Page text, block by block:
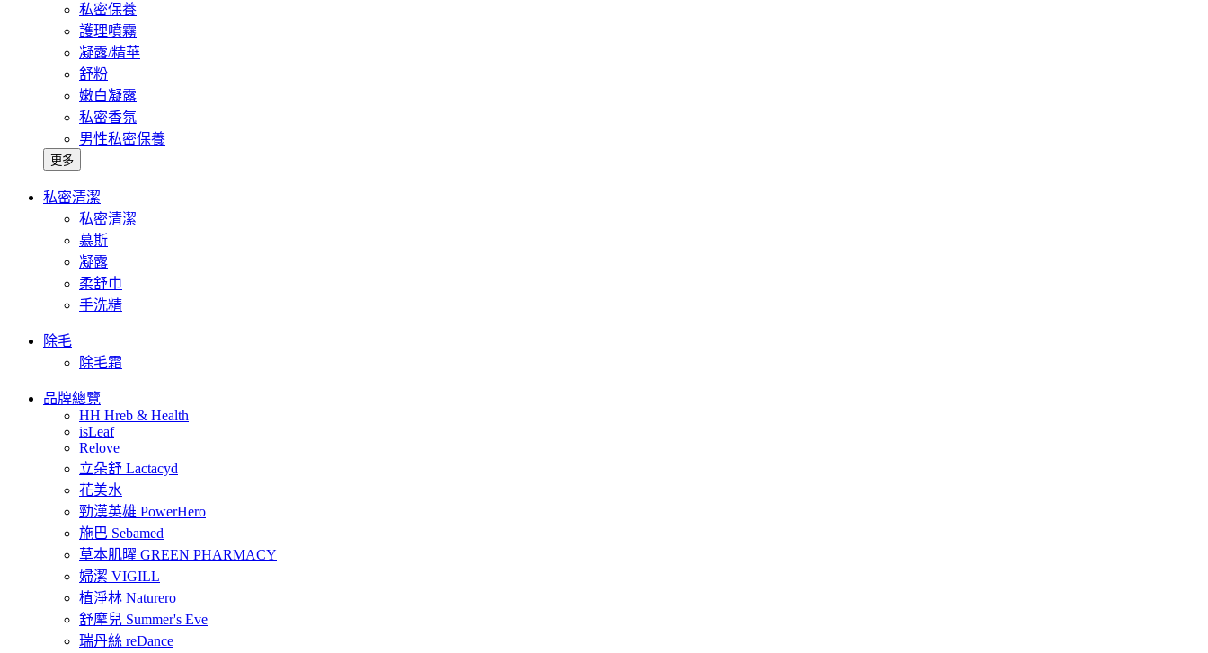
私密保養
護理噴霧
凝露/精華
舒粉
嫩白凝露
私密香氛
男性私密保養
更多
私密清潔
私密清潔
慕斯
凝露
柔舒巾
手洗精
除毛
除毛霜
品牌總覽
HH Hreb & Health
isLeaf
Relove
立朵舒 Lactacyd
花美水
勁漢英雄 PowerHero
施巴 Sebamed
草本肌曜 GREEN PHARMACY
婦潔 VIGILL
植淨林 Naturero
舒摩兒 Summer's Eve
瑞丹絲 reDance